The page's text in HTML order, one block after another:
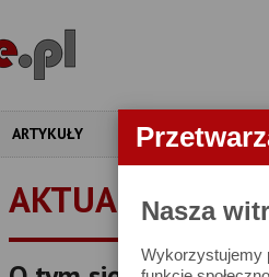
Nasza
Wykorzystujemy
ARTYKUŁY APARATY
AKTUALNOŚCI